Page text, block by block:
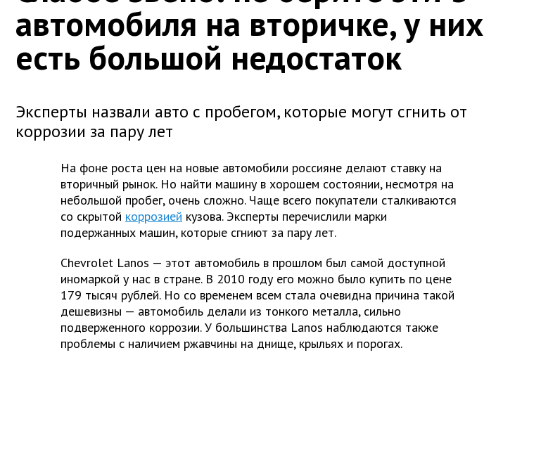
автомобиля на вторичке, у них
есть большой недостаток
Эксперты назвали авто с пробегом, которые могут сгнить от
коррозии за пару лет
На фоне роста цен на новые автомобили россияне делают ставку на
вторичный рынок. Но найти машину в хорошем состоянии, несмотря на
небольшой пробег, очень сложно. Чаще всего покупатели сталкиваются
со скрытой коррозией кузова. Эксперты перечислили марки
подержанных машин, которые сгниют за пару лет.
Chevrolet Lanos — этот автомобиль в прошлом был самой доступной
иномаркой у нас в стране. В 2010 году его можно было купить по цене
179 тысяч рублей. Но со временем всем стала очевидна причина такой
дешевизны — автомобиль делали из тонкого металла, сильно
подверженного коррозии. У большинства Lanos наблюдаются также
проблемы с наличием ржавчины на днище, крыльях и порогах.